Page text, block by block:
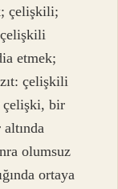
çelişkili;
çelişkili
etmek;
çelişkili
çelişki, bir
olumsuz
ortaya